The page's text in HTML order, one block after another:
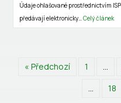
Údaje ohlašované prostřednictvím
předávají elektronicky…Celý článek
« Předchozí 1 …
…
18